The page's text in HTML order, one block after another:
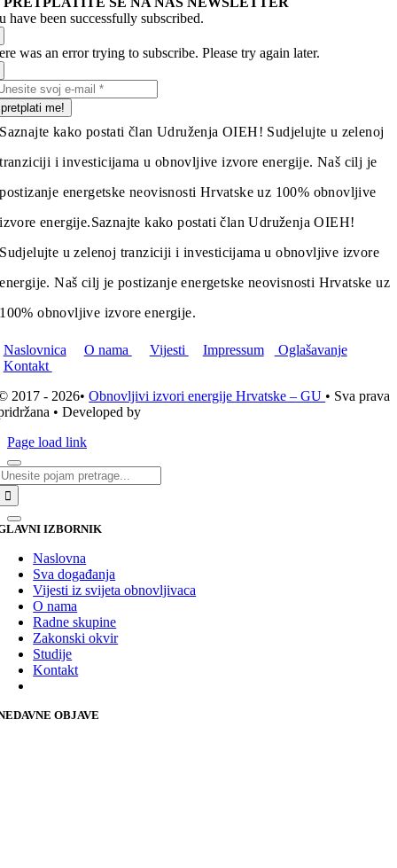
have been successfully subscribed.
was an error trying to subscribe. Please try again later.
pretplati me!
Saznajte kako postati član Udruženja OIEH! Sudjelujte u zelenoj
tranziciji i investicijama u obnovljive izvore energije. Naš cilj je
postizanje energetske neovisnosti Hrvatske uz 100% obnovljive
izvore energije.Saznajte kako postati član Udruženja OIEH!
Sudjelujte u zelenoj tranziciji i investicijama u obnovljive izvore
energije. Naš cilj je postizanje energetske neovisnosti Hrvatske uz
100% obnovljive izvore energije.
Naslovnica O nama Vijesti Impressum
Oglašavanje
Kontakt
2017 - 2026•Obnovljivi izvori energije Hrvatske – GU • Sva prava
• Developed by
Page load link
IZBORNIK
Naslovna
Sva događanja
Vijesti iz svijeta obnovljivaca
O nama
Radne skupine
Zakonski okvir
Studije
Kontakt
OBJAVE